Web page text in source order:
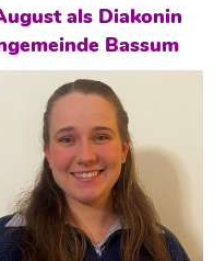
als Diakonin
Bassum